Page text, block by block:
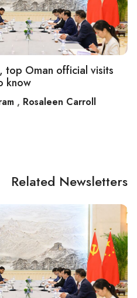
top Oman official visits
know
, Rosaleen Carroll
Related Newsletters